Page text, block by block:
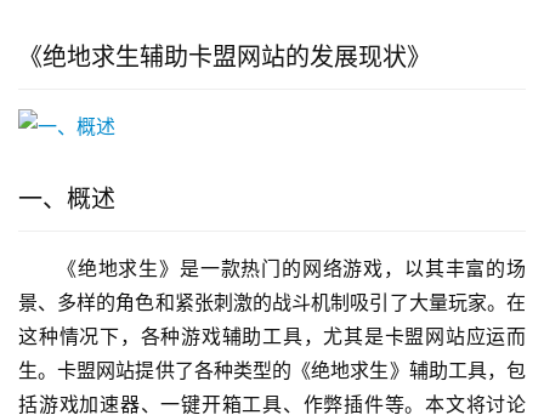
《绝地求生辅助卡盟网站的发展现状》
一、概述
《绝地求生》是一款热门的网络游戏，以其丰富的场
景、多样的角色和紧张刺激的战斗机制吸引了大量玩家。在
这种情况下，各种游戏辅助工具，尤其是卡盟网站应运而
生。卡盟网站提供了各种类型的《绝地求生》辅助工具，包
括游戏加速器、一键开箱工具、作弊插件等。本文将讨论